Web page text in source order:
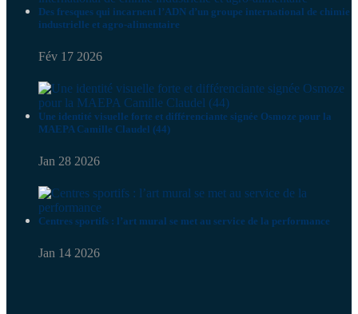
Des fresques qui incarnent l’ADN d’un groupe international de chimie
industrielle et agro-alimentaire
Fév 17 2026
Une identité visuelle forte et différenciante signée Osmoze pour la
MAEPA Camille Claudel (44)
Jan 28 2026
Centres sportifs : l’art mural se met au service de la performance
Jan 14 2026